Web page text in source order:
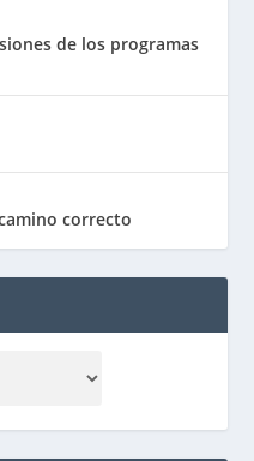
de los programas
correcto